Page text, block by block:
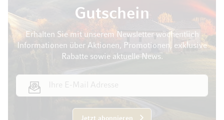
Gutschein
Erhalten Sie mit unserem Newsletter wöchentlich
Informationen über Aktionen, Promotionen, exklusive
Rabatte sowie aktuelle News.